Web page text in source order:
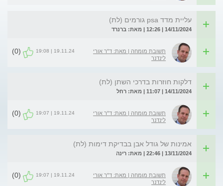
עליית מדד psa גורמים (לת)
14/11/2024 | 12:26 | מאת: ברנרד
תשובת מומחה | מאת: ד"ר אורי
לינדנר
19.11.24 | 19:08
(0)
דלקות חוזרות בדרכי השתן (לת)
14/11/2024 | 11:07 | מאת: רחל
תשובת מומחה | מאת: ד"ר אורי
לינדנר
19.11.24 | 19:07
(0)
אמינות של גודל אבן בבדיקת דימות (לת)
13/11/2024 | 22:46 | מאת: רינה
תשובת מומחה | מאת: ד"ר אורי
לינדנר
19.11.24 | 19:07
(0)